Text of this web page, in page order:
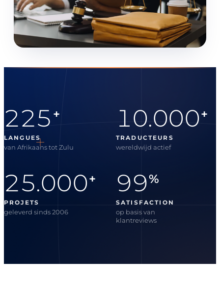
225 +
LANGUES
van Afrikaans tot Zulu
10.000+
TRADUCTEURS
wereldwijd actief
25.000+
PROJETS
geleverd sinds 2006
99%
SATISFACTION
op basis van
klantreviews